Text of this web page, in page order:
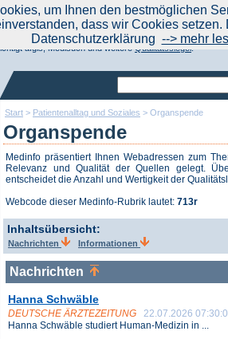
Start > Patientenalltag und Soziales > Organspende
Organspende
Medinfo präsentiert Ihnen Webadressen zum
Relevanz und Qualität der Quellen gelegt.
entscheidet die Anzahl und Wertigkeit der
Webcode dieser Medinfo-Rubrik lautet: 713r
Inhaltsübersicht:
Nachrichten Informationen
Nachrichten
Hanna Schwäble
DEUTSCHE ÄRZTEZEITUNG
22.07.2026
Hanna Schwäble studiert Human-Medizin in ...
Aktuelle Nachrichten|
noch oder Finden Sie schon?
- Meta-Portal für Gesundheitsthemen
afgis, Medisuch und weitereQualitätssiegel.
um Ihnen den bestmöglichen
dass wir Cookies
Datenschutzerklärung --> mehr